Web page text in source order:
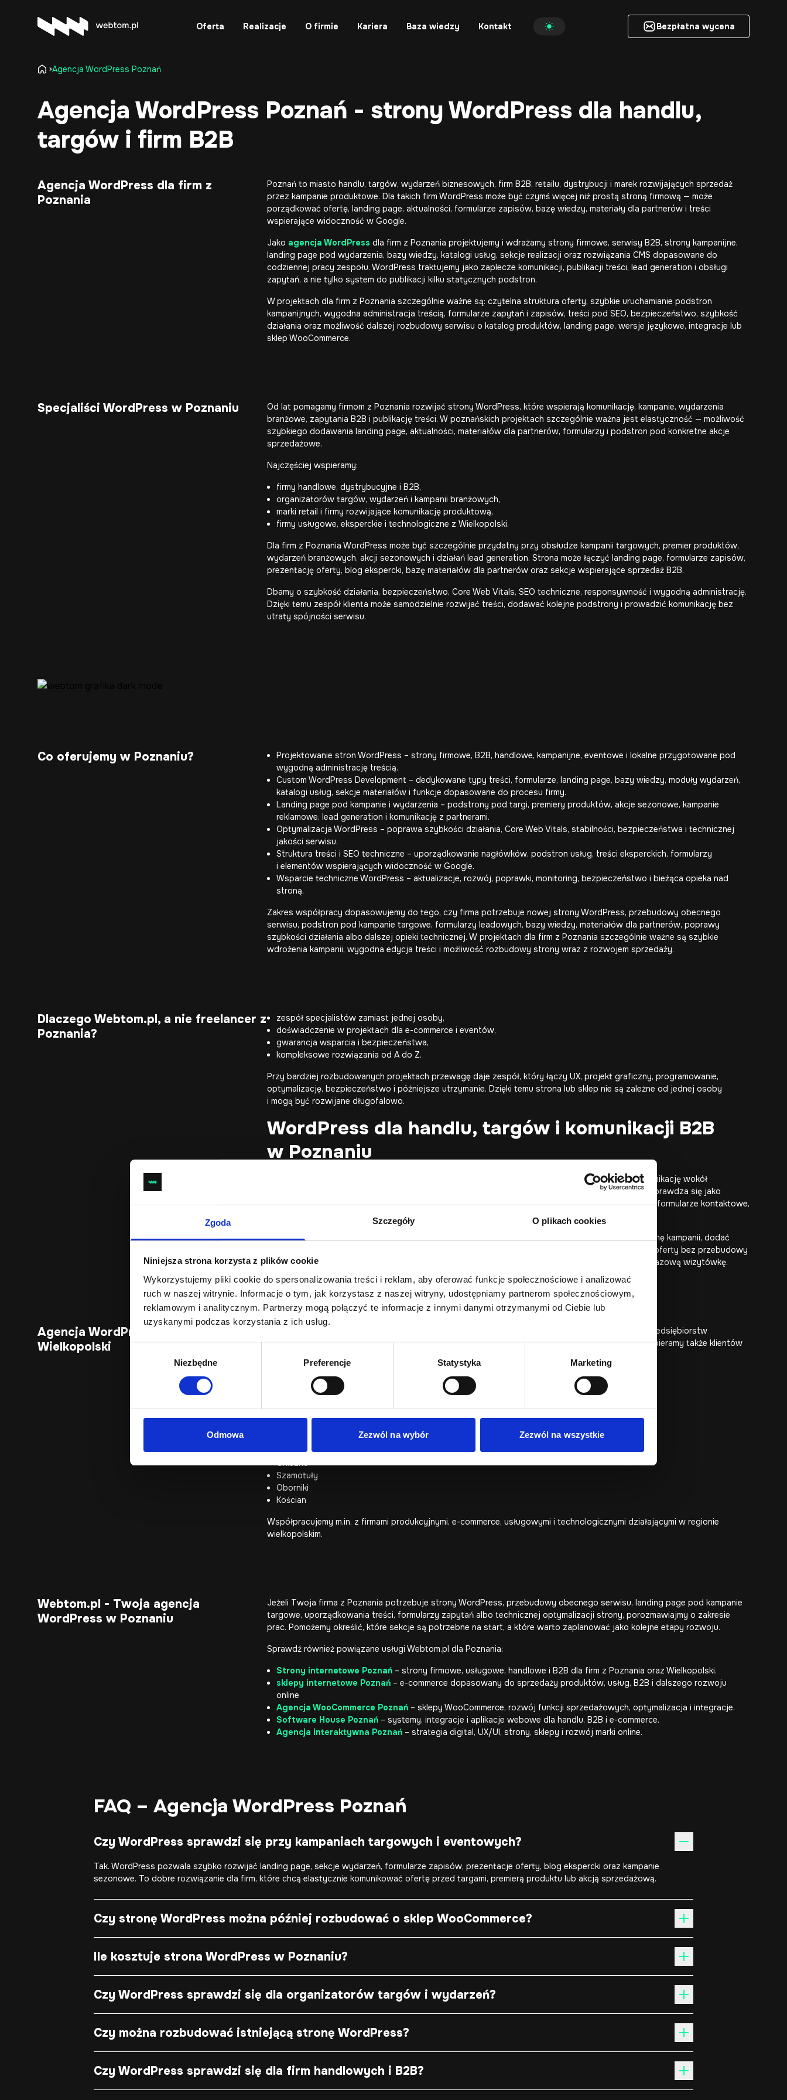
Zgoda Szczegóły O plikach cookies
Niniejsza strona korzysta z plików cookie
Wykorzystujemy pliki cookie do spersonalizowania treści i reklam, aby oferować funkcje społecznościowe i analizować
ruch w naszej witrynie. Informacje o tym, jak korzystasz z naszej witryny, udostępniamy partnerom społecznościowym,
reklamowym i analitycznym. Partnerzy mogą połączyć te informacje z innymi danymi otrzymanymi od Ciebie lub
uzyskanymi podczas korzystania z ich usług.
Niezbędne Preferencje Statystyka Marketing
Odmowa Zezwól na wybór Zezwól na wszystkie
Oferta Realizacje O firmie Kariera Baza wiedzy Kontakt Bezpłatna wycena
Agencja WordPress Poznań
Agencja WordPress Poznań - strony WordPress dla handlu,
targów i firm B2B
Agencja WordPress dla firm z
Poznania
Poznań to miasto handlu, targów, wydarzeń biznesowych, firm B2B, retailu, dystrybucji i marek rozwijających sprzedaż
przez kampanie produktowe. Dla takich firm WordPress może być czymś więcej niż prostą stroną firmową — może
porządkować ofertę, landing page, aktualności, formularze zapisów, bazę wiedzy, materiały dla partnerów i treści
wspierające widoczność w Google.
Jako agencja WordPress dla firm z Poznania projektujemy i wdrażamy strony firmowe, serwisy B2B, strony kampanijne,
landing page pod wydarzenia, bazy wiedzy, katalogi usług, sekcje realizacji oraz rozwiązania CMS dopasowane do
codziennej pracy zespołu. WordPress traktujemy jako zaplecze komunikacji, publikacji treści, lead generation i obsługi
zapytań, a nie tylko system do publikacji kilku statycznych podstron.
W projektach dla firm z Poznania szczególnie ważne są: czytelna struktura oferty, szybkie uruchamianie podstron
kampanijnych, wygodna administracja treścią, formularze zapytań i zapisów, treści pod SEO, bezpieczeństwo, szybkość
działania oraz możliwość dalszej rozbudowy serwisu o katalog produktów, landing page, wersje językowe, integracje lub
sklep WooCommerce.
Specjaliści WordPress w Poznaniu
Od lat pomagamy firmom z Poznania rozwijać strony WordPress, które wspierają komunikację, kampanie, wydarzenia
branżowe, zapytania B2B i publikację treści. W poznańskich projektach szczególnie ważna jest elastyczność — możliwość
szybkiego dodawania landing page, aktualności, materiałów dla partnerów, formularzy i podstron pod konkretne akcje
sprzedażowe.
Najczęściej wspieramy:
firmy handlowe, dystrybucyjne i B2B,
organizatorów targów, wydarzeń i kampanii branżowych,
marki retail i firmy rozwijające komunikację produktową,
firmy usługowe, eksperckie i technologiczne z Wielkopolski.
Dla firm z Poznania WordPress może być szczególnie przydatny przy obsłudze kampanii targowych, premier produktów,
wydarzeń branżowych, akcji sezonowych i działań lead generation. Strona może łączyć landing page, formularze zapisów,
prezentację oferty, blog ekspercki, bazę materiałów dla partnerów oraz sekcje wspierające sprzedaż B2B.
Dbamy o szybkość działania, bezpieczeństwo, Core Web Vitals, SEO techniczne, responsywność i wygodną administrację.
Dzięki temu zespół klienta może samodzielnie rozwijać treści, dodawać kolejne podstrony i prowadzić komunikację bez
utraty spójności serwisu.
Co oferujemy w Poznaniu?
Projektowanie stron WordPress – strony firmowe, B2B, handlowe, kampanijne, eventowe i lokalne przygotowane pod
wygodną administrację treścią.
Custom WordPress Development– dedykowane typy treści, formularze, landing page, bazy wiedzy, moduły wydarzeń,
katalogi usług, sekcje materiałów i funkcje dopasowane do procesu firmy.
Landing page pod kampanie i wydarzenia – podstrony pod targi, premiery produktów, akcje sezonowe, kampanie
reklamowe, lead generation i komunikację z partnerami.
Optymalizacja WordPress – poprawa szybkości działania, Core Web Vitals, stabilności, bezpieczeństwa i technicznej
jakości serwisu.
Struktura treści i SEO techniczne – uporządkowanie nagłówków, podstron usług, treści eksperckich, formularzy
i elementów wspierających widoczność w Google.
Wsparcie techniczne WordPress – aktualizacje, rozwój, poprawki, monitoring, bezpieczeństwo i bieżąca opieka nad
stroną.
Zakres współpracy dopasowujemy do tego, czy firma potrzebuje nowej strony WordPress, przebudowy obecnego
serwisu, podstron pod kampanie targowe, formularzy leadowych, bazy wiedzy, materiałów dla partnerów, poprawy
szybkości działania albo dalszej opieki technicznej. W projektach dla firm z Poznania szczególnie ważne są szybkie
wdrożenia kampanii, wygodna edycja treści i możliwość rozbudowy strony wraz z rozwojem sprzedaży.
Dlaczego Webtom.pl, a nie freelancer z
Poznania?
zespół specjalistów zamiast jednej osoby,
doświadczenie w projektach dla e-commerce i eventów,
gwarancja wsparcia i bezpieczeństwa,
kompleksowe rozwiązania od A do Z.
Przy bardziej rozbudowanych projektach przewagę daje zespół, który łączy UX, projekt graficzny, programowanie,
optymalizację, bezpieczeństwo i późniejsze utrzymanie. Dzięki temu strona lub sklep nie są zależne od jednej osoby
i mogą być rozwijane długofalowo.
WordPress dla handlu, targów i komunikacji B2B
w Poznaniu
Poznańskie firmy często potrzebują stron, które łączą prezentację oferty, obsługę zapytań i komunikację wokół
wydarzeń, premier produktów, kolekcji lub kampanii sezonowych. W takich projektach WordPress sprawdza się jako
elastyczna baza pod landing page, katalog usług lub produktów bez funkcji sklepu, blog ekspercki, formularze kontaktowe,
materiały dla partnerów oraz treści wspierające sprzedaż B2B.
Dla firm handlowych i targowych ważne jest, aby zespół mógł szybko przygotować nową podstronę kampanii, dodać
aktualność, opublikować formularz zapisu, udostępnić materiały do pobrania albo rozwinąć sekcję oferty bez przebudowy
całego serwisu. Dlatego WordPress projektujemy jako system do bieżącej komunikacji, a nie jednorazową wizytówkę.
Agencja WordPress dla firm z regionu
Wielkopolski
Realizujemy wysokiej jakości projekty dla firm z całej Polski, jednak wiele wdrożeń powstaje dla przedsiębiorstw
z największych ośrodków biznesowych Wielkopolski. Oprócz współpracy z firmami z Poznania, wspieramy także klientów
Swarzędz
Środa Wielkopolska
Gniezno
Szamotuły
Oborniki
Kościan
Współpracujemy m.in. z firmami produkcyjnymi, e-commerce, usługowymi i technologicznymi działającymi w regionie
wielkopolskim.
Webtom.pl - Twoja agencja
WordPress w Poznaniu
Jeżeli Twoja firma z Poznania potrzebuje strony WordPress, przebudowy obecnego serwisu, landing page pod kampanie
targowe, uporządkowania treści, formularzy zapytań albo technicznej optymalizacji strony, porozmawiajmy o zakresie
prac. Pomożemy określić, które sekcje są potrzebne na start, a które warto zaplanować jako kolejne etapy rozwoju.
Sprawdź również powiązane usługi Webtom.pl dla Poznania:
Strony internetowe Poznań– strony firmowe, usługowe, handlowe i B2B dla firm z Poznania oraz Wielkopolski.
sklepy internetowe Poznań– e-commerce dopasowany do sprzedaży produktów, usług, B2B i dalszego rozwoju
online
Agencja WooCommerce Poznań– sklepy WooCommerce, rozwój funkcji sprzedażowych, optymalizacja i integracje.
Software House Poznań– systemy, integracje i aplikacje webowe dla handlu, B2B i e-commerce.
Agencja interaktywna Poznań– strategia digital, UX/UI, strony, sklepy i rozwój marki online.
FAQ – Agencja WordPress Poznań
Czy WordPress sprawdzi się przy kampaniach targowych i eventowych?
Tak. WordPress pozwala szybko rozwijać landing page, sekcje wydarzeń, formularze zapisów, prezentacje oferty, blog ekspercki oraz kampanie
sezonowe. To dobre rozwiązanie dla firm, które chcą elastycznie komunikować ofertę przed targami, premierą produktu lub akcją sprzedażową.
Czy stronę WordPress można później rozbudować o sklep WooCommerce?
Ile kosztuje strona WordPress w Poznaniu?
Czy WordPress sprawdzi się dla organizatorów targów i wydarzeń?
Czy można rozbudować istniejącą stronę WordPress?
Czy WordPress sprawdzi się dla firm handlowych i B2B?